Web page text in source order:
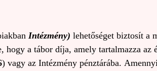
Intézmény) lehetőséget biztosít a
hogy a tábor díja, amely tartalmazza az
) vagy az Intézmény pénztárába.